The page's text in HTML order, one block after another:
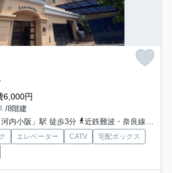
6,000円
/8階建
内小阪」駅 徒歩3分
近鉄難波・奈良線「河内永和」駅 徒歩10分
エレベーター CATV
宅配ボックス